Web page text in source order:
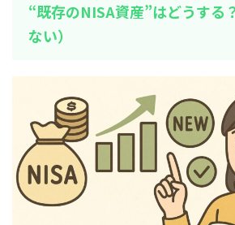
“既存のNISA資産”はどうする
ない）